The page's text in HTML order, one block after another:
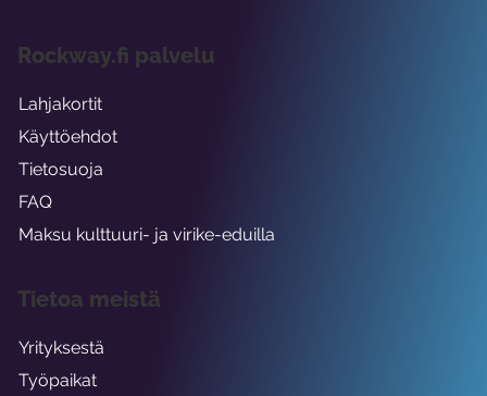
Rockway.fi palvelu
Lahjakortit
Käyttöehdot
Tietosuoja
FAQ
Maksu kulttuuri- ja virike-eduilla
Tietoa meistä
Yrityksestä
Työpaikat